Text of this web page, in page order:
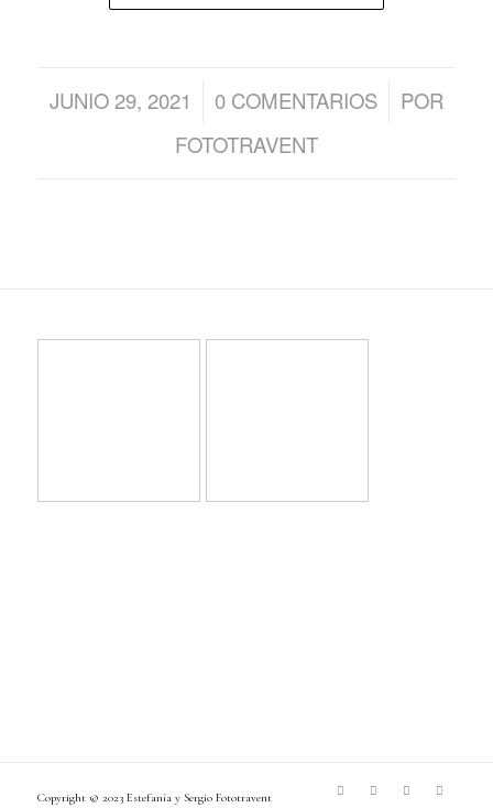
JUNIO 29, 2021
/ 0 COMENTARIOS
/
POR
FOTOTRAVENT
Copyright © 2023 Estefanía y Sergio Fototravent